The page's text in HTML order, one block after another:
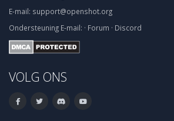
E-mail: support@openshot.org
Ondersteuning E-mail: · Forum · Discord
VOLG ONS